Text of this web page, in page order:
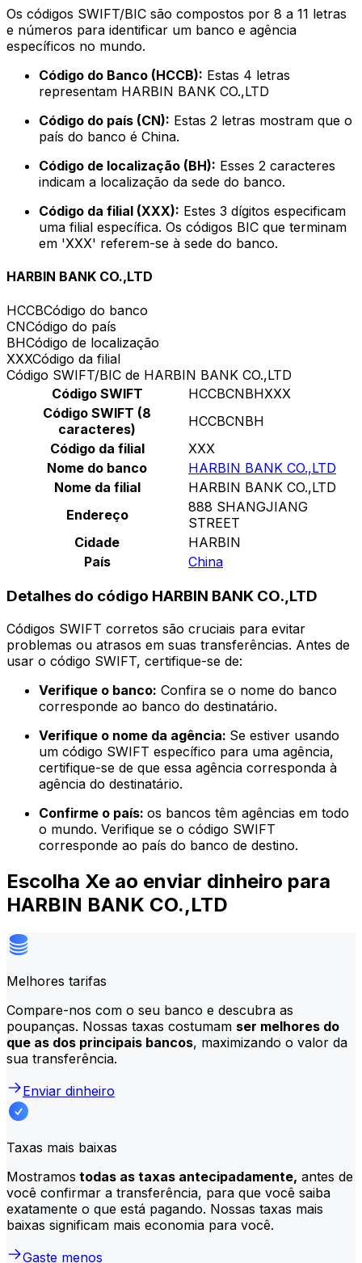
Os códigos SWIFT/BIC são compostos por 8 a 11 letras
e números para identificar um banco e agência
específicos no mundo.
Código do Banco (HCCB): Estas 4 letras
representam HARBIN BANK CO.,LTD
Código do país (CN): Estas 2 letras mostram que o
país do banco é China.
Código de localização (BH): Esses 2 caracteres
indicam a localização da sede do banco.
Código da filial (XXX): Estes 3 dígitos especificam
uma filial específica. Os códigos BIC que terminam
em 'XXX' referem-se à sede do banco.
HARBIN BANK CO.,LTD
HCCBCódigo do banco
CNCódigo do país
BHCódigo de localização
XXXCódigo da filial
Código SWIFT/BIC de HARBIN BANK CO.,LTD
Código SWIFT
HCCBCNBHXXX
Código SWIFT (8
caracteres)
HCCBCNBH
Código da filial
XXX
Nome do banco
HARBIN BANK CO.,LTD
Nome da filial
HARBIN BANK CO.,LTD
Endereço
888 SHANGJIANG
STREET
Cidade
HARBIN
País
China
Detalhes do código HARBIN BANK CO.,LTD
Códigos SWIFT corretos são cruciais para evitar
problemas ou atrasos em suas transferências. Antes de
usar o código SWIFT, certifique-se de:
Verifique o banco: Confira se o nome do banco
corresponde ao banco do destinatário.
Verifique o nome da agência: Se estiver usando
um código SWIFT específico para uma agência,
certifique-se de que essa agência corresponda à
agência do destinatário.
Confirme o país: os bancos têm agências em todo
o mundo. Verifique se o código SWIFT
corresponde ao país do banco de destino.
Escolha Xe ao enviar dinheiro para
HARBIN BANK CO.,LTD
Melhores tarifas
Compare-nos com o seu banco e descubra as
poupanças. Nossas taxas costumam ser melhores do
que as dos principais bancos, maximizando o valor da
sua transferência.
Enviar dinheiro
Taxas mais baixas
Mostramos todas as taxas antecipadamente, antes de
você confirmar a transferência, para que você saiba
exatamente o que está pagando. Nossas taxas mais
baixas significam mais economia para você.
Gaste menos